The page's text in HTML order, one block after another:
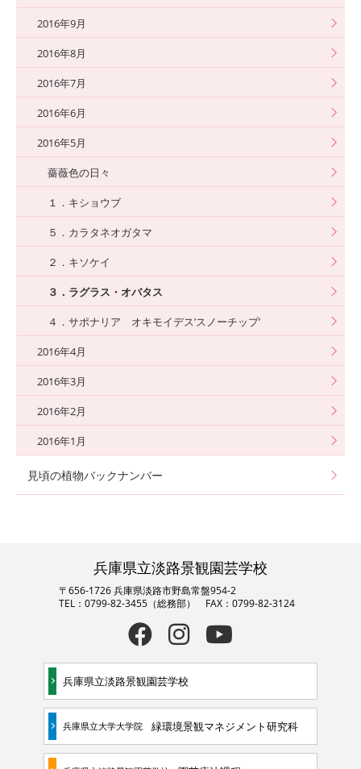
2016年9月
2016年8月
2016年7月
2016年6月
2016年5月
薔薇色の日々
１．キショウブ
５．カラタネオガタマ
２．キソケイ
３．ラグラス・オバタス
４．サポナリア オキモイデス’スノーチップ’
2016年4月
2016年3月
2016年2月
2016年1月
見頃の植物バックナンバー
兵庫県立淡路景観園芸学校
〒656-1726 兵庫県淡路市野島常盤954-2
TEL：0799-82-3455（総務部） FAX：0799-82-3124
兵庫県立淡路景観園芸学校
兵庫県立大学大学院 緑環境景観マネジメント研究科